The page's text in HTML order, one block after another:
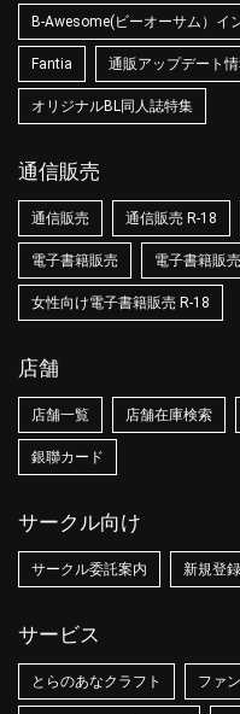
B-Awesome(ビーオーサム）イ
Fantia 通販アップデート
オリジナルBL同人誌特集
通信販売
通信販売 通信販売 R-18
電子書籍販売 電子書籍販
女性向け電子書籍販売 R-18
店舗
店舗一覧 店舗在庫検索
銀聯カード
サークル向け
サークル委託案内 新規登録
サービス
とらのあなクラフト ファ